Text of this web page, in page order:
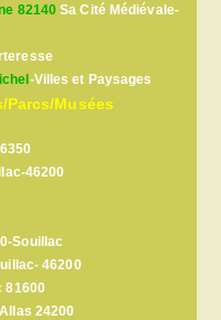
82140 Sa Cité Médiévale-
-Villes et Paysages
Musées
46200
Souillac
46200
81600
24200